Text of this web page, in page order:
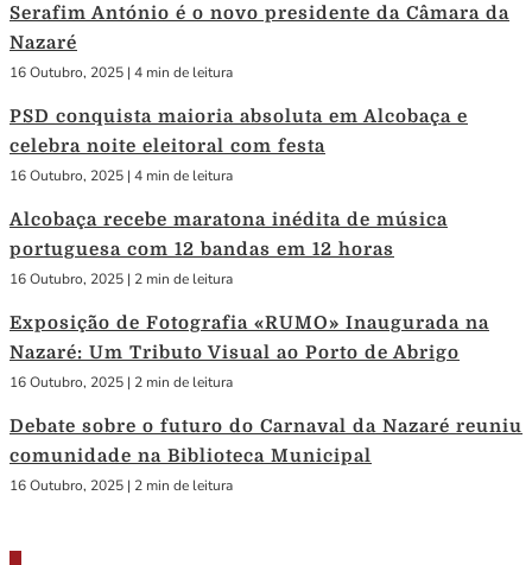
Serafim António é o novo presidente da Câmara da
Nazaré
16 Outubro, 2025 | 4 min de leitura
PSD conquista maioria absoluta em Alcobaça e
celebra noite eleitoral com festa
16 Outubro, 2025 | 4 min de leitura
Alcobaça recebe maratona inédita de música
portuguesa com 12 bandas em 12 horas
16 Outubro, 2025 | 2 min de leitura
Exposição de Fotografia «RUMO» Inaugurada na
Nazaré: Um Tributo Visual ao Porto de Abrigo
16 Outubro, 2025 | 2 min de leitura
Debate sobre o futuro do Carnaval da Nazaré reuniu
comunidade na Biblioteca Municipal
16 Outubro, 2025 | 2 min de leitura